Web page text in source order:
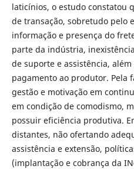
laticínios, o estudo constatou
de transação, sobretudo pelo
informação e presença do
parte da indústria,
de suporte e assistência,
pagamento ao produtor. Pela
gestão e motivação em
em condição de comodismo,
possuir eficiência produtiva.
distantes, não ofertando
assistência e extensão,
(implantação e cobrança da